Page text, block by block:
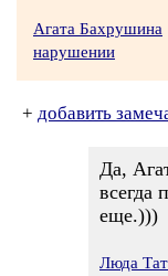
Агата Бахрушина
нарушении
+ добавить
Да,
всегда
еще.)))
Люда